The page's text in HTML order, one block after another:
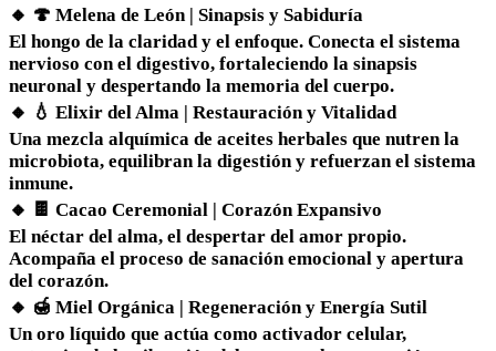
🔸 🍄 Melena de León | Sinapsis y Sabiduría
El hongo de la claridad y el enfoque. Conecta el sistema
nervioso con el digestivo, fortaleciendo la sinapsis
neuronal y despertando la memoria del cuerpo.
🔸 💧 Elixir del Alma | Restauración y Vitalidad
Una mezcla alquímica de aceites herbales que nutren la
microbiota, equilibran la digestión y refuerzan el sistema
inmune.
🔸 🍫 Cacao Ceremonial | Corazón Expansivo
El néctar del alma, el despertar del amor propio.
Acompaña el proceso de sanación emocional y apertura
del corazón.
🔸 🍯 Miel Orgánica | Regeneración y Energía Sutil
Un oro líquido que actúa como activador celular,